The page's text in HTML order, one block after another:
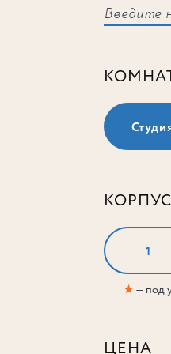
КОРПУС
1
★— под
ЦЕНА